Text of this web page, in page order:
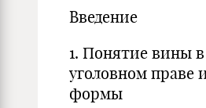
Введение
1. Понятие вины в
уголовном праве
формы